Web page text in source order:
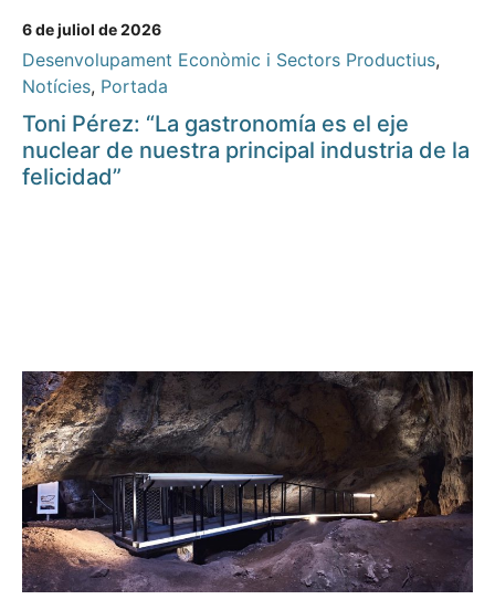
6 de juliol de 2026
Desenvolupament Econòmic i Sectors Productius,
Notícies, Portada
Toni Pérez: “La gastronomía es el eje
nuclear de nuestra principal industria de la
felicidad”